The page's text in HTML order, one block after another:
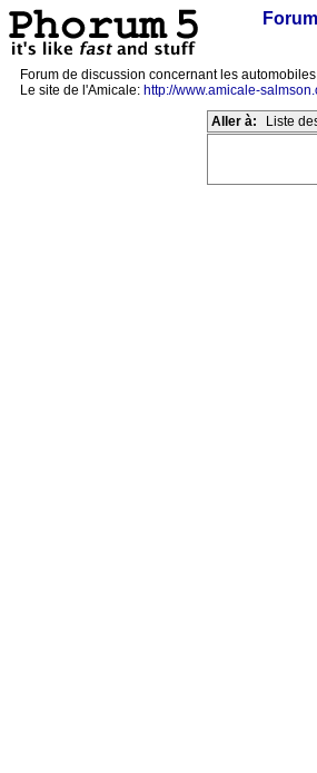
Forum de discussion concernant les
Le site de l'Amicale: http://www.amicale-
Aller à:
Liste